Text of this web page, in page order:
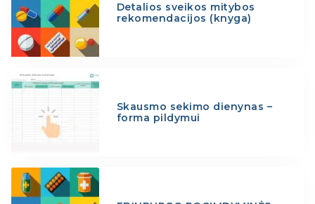
Detalios sveikos mitybos
rekomendacijos (knyga)
Skausmo sekimo dienynas –
forma pildymui